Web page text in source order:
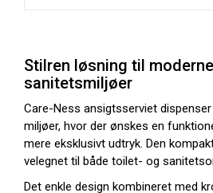
Stilren løsning til moderne
sanitetsmiljøer
Care-Ness ansigtsserviet
miljøer, hvor der ønskes en
mere eksklusivt udtryk. Den
velegnet til både toilet- og
Det enkle design kombineret med